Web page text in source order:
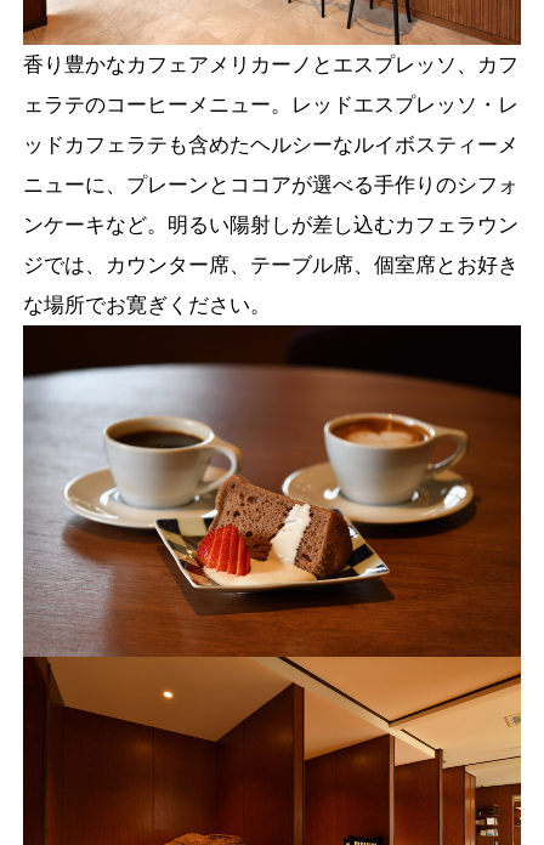
香り豊かなカフェアメリカーノとエスプレッソ、カフ
ェラテのコーヒーメニュー。レッドエスプレッソ・レ
ッドカフェラテも含めたヘルシーなルイボスティーメ
ニューに、プレーンとココアが選べる手作りのシフォ
ンケーキなど。明るい陽射しが差し込むカフェラウン
ジでは、カウンター席、テーブル席、個室席とお好き
な場所でお寛ぎください。